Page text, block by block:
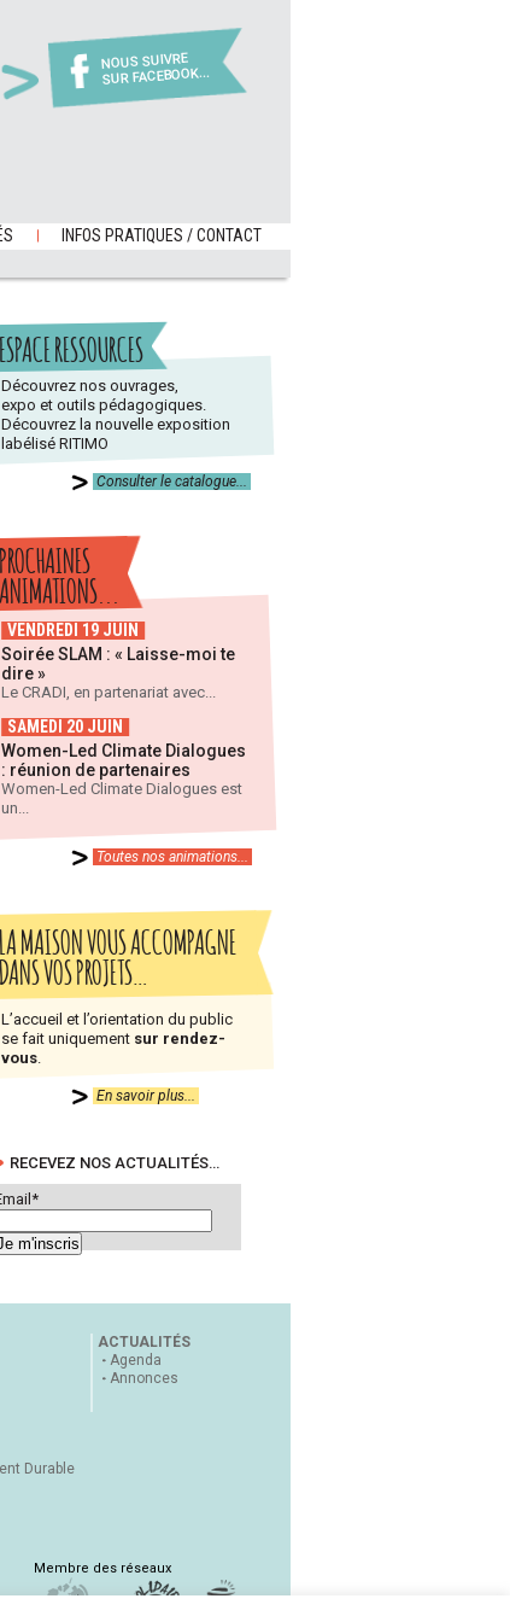
NOUS SUIVRE
SUR FACEBOOK...
INFOS PRATIQUES / CONTACT
ESPACE RESSOURCES
Découvrez nos ouvrages,
expo et outils pédagogiques.
Découvrez la nouvelle exposition
labélisé RITIMO
Consulter le catalogue...
PROCHAINES
ANIMATIONS...
VENDREDI 19 JUIN
Soirée SLAM : « Laisse-moi te
dire »
Le CRADI, en partenariat avec...
SAMEDI 20 JUIN
Women-Led Climate Dialogues
: réunion de partenaires
Women-Led Climate Dialogues est
un...
Toutes nos animations...
LA MAISON VOUS ACCOMPAGNE
DANS VOS PROJETS…
L’accueil et l’orientation du public
se fait uniquement sur rendez-
vous
En savoir plus...
RECEVEZ NOS ACTUALITÉS…
Durable
ACTUALITÉS
Agenda
Annonces
Membre des réseaux